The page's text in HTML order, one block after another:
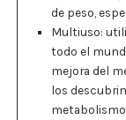
de peso,
Multiuso:
todo el
mejora del
los